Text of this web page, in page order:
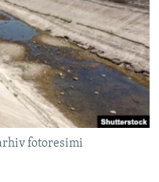
fotoresimi